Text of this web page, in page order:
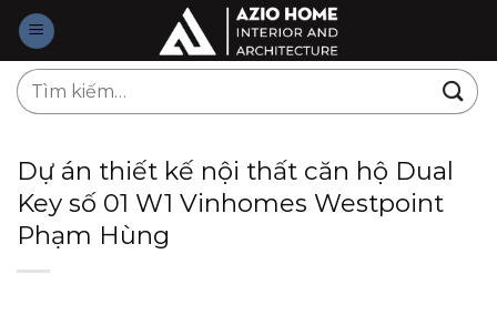
Skip
content
Tìm
kiếm:
Dự án thiết kế nội thất căn hộ Dual
Key số 01 W1 Vinhomes Westpoint
Phạm Hùng